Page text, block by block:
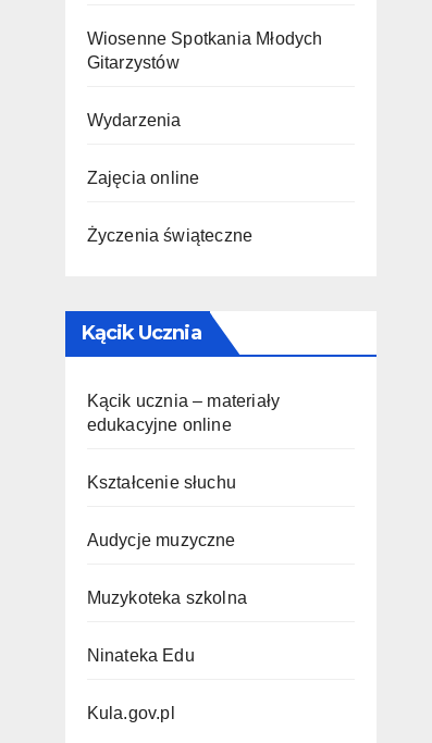
Wiosenne Spotkania Młodych
Gitarzystów
Wydarzenia
Zajęcia online
Życzenia świąteczne
Kącik Ucznia
Kącik ucznia – materiały
edukacyjne online
Kształcenie słuchu
Audycje muzyczne
Muzykoteka szkolna
Ninateka Edu
Kula.gov.pl